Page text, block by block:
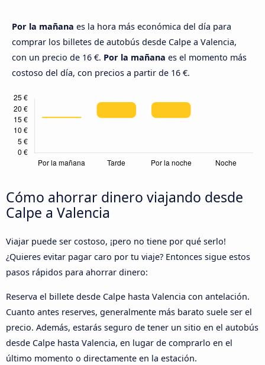
Por la mañana es la hora más económica del día para
comprar los billetes de autobús desde Calpe a Valencia,
con un precio de 16 €. Por la mañana es el momento más
costoso del día, con precios a partir de 16 €.
Cómo ahorrar dinero viajando desde
Calpe a Valencia
Viajar puede ser costoso, ¡pero no tiene por qué serlo!
¿Quieres evitar pagar caro por tu viaje? Entonces sigue estos
pasos rápidos para ahorrar dinero:
Reserva el billete desde Calpe hasta Valencia con antelación.
Cuanto antes reserves, generalmente más barato suele ser el
precio. Además, estarás seguro de tener un sitio en el autobús
desde Calpe hasta Valencia, en lugar de comprarlo en el
último momento o directamente en la estación.